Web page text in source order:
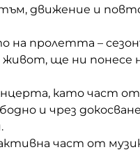
движение и
на пролетта –
живот, ще ни понесе
като част
и чрез
част от